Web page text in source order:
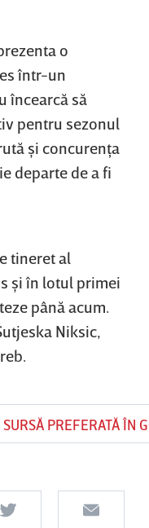
o
într-un
încearcă să
pentru sezonul
şi concurenţa
departe de a fi
tineret al
şi în lotul primei
până acum.
Niksic,
SURSĂ PREFERATĂ ÎN